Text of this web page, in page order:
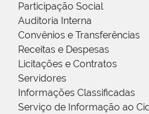
Participação Social
Auditoria Interna
Convênios e Transferências
Receitas e Despesas
Licitações e Contratos
Servidores
Informações Classificadas
Serviço de Informação ao